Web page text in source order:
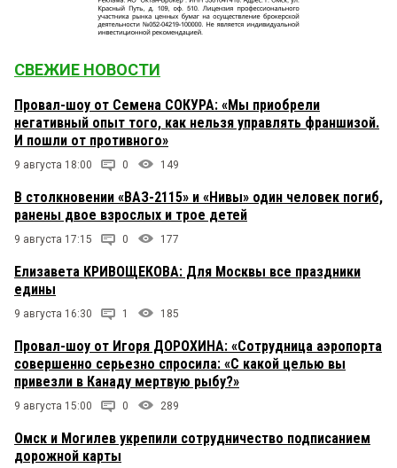
СВЕЖИЕ НОВОСТИ
Провал-шоу от Семена СОКУРА: «Мы приобрели
негативный опыт того, как нельзя управлять франшизой.
И пошли от противного»
9 августа 18:00 0 149
В столкновении «ВАЗ-2115» и «Нивы» один человек погиб,
ранены двое взрослых и трое детей
9 августа 17:15 0 177
Елизавета КРИВОЩЕКОВА: Для Москвы все праздники
едины
9 августа 16:30 1 185
Провал-шоу от Игоря ДОРОХИНА: «Сотрудница аэропорта
совершенно серьезно спросила: «С какой целью вы
привезли в Канаду мертвую рыбу?»
9 августа 15:00 0 289
Омск и Могилев укрепили сотрудничество подписанием
дорожной карты